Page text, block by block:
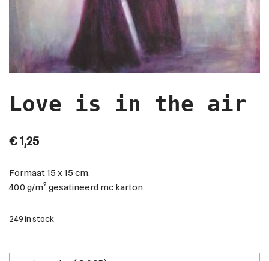
Love is in the air
€1,25
Formaat15 x 15 cm.
400 g/m² gesatineerd mc karton
249 in stock